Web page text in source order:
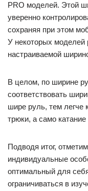
PRO моделей. Этой
уверенно
сохраняя при этом
У некоторых
настраиваемой
В целом, по ширине
соответствовать
шире руль, тем легче
трюки, а само
Подводя итог,
индивидуальные
оптимальный для
ограничиваться в